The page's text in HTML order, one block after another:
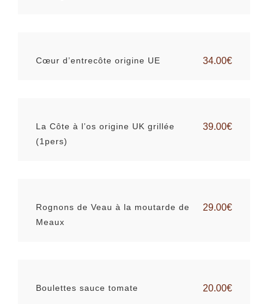
Cœur d’entrecôte origine UE 34.00€
La Côte à l’os origine UK grillée
(1pers)
39.00€
Rognons de Veau à la moutarde de
Meaux
29.00€
Boulettes sauce tomate 20.00€